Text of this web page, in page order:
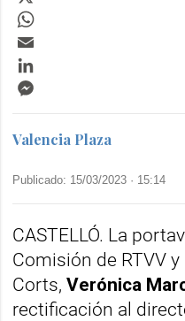
Valencia Plaza
Publicado: 15/03/2023 · 15:14
CASTELLÓ. La
Comisión de RTVV
Corts,Verónica
rectificación al